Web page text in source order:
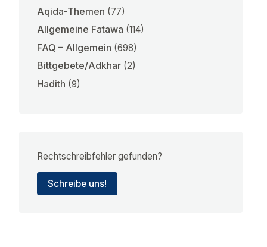
Aqida-Themen (77)
Allgemeine Fatawa (114)
FAQ – Allgemein (698)
Bittgebete/Adkhar (2)
Hadith (9)
Rechtschreibfehler gefunden?
Schreibe uns!